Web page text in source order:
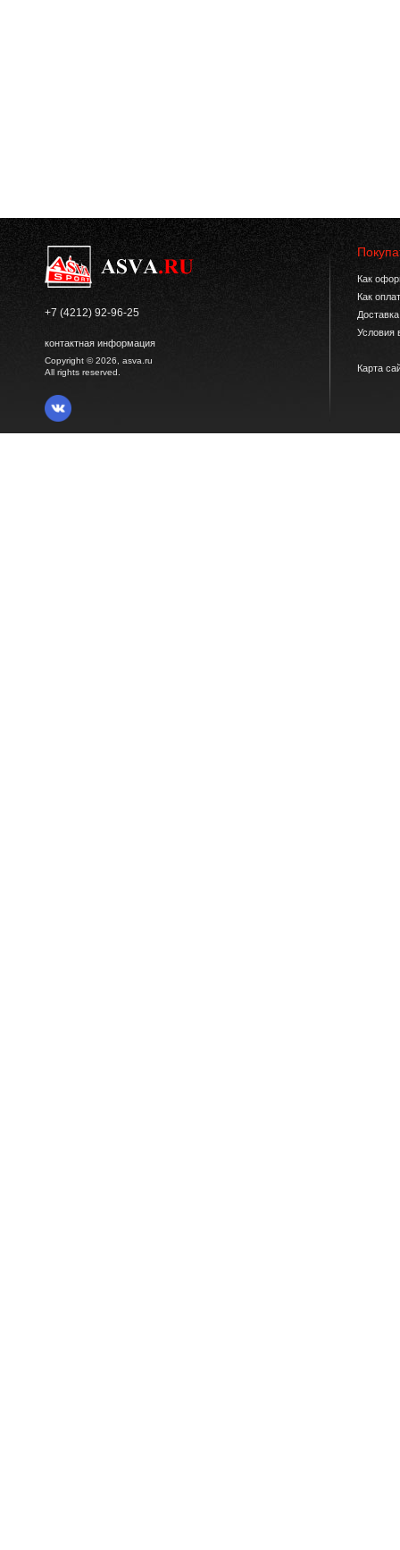
+7 (4212) 92-96-25
контактная информация
Copyright © 2026, asva.ru
All rights reserved.
Как
Как
Условия
Карта